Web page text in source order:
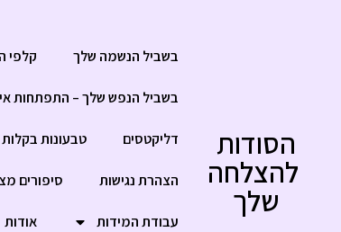
הסודות
להצלחה
שלך
בשביל הנשמה שלך קלפי
בשביל הנפש שלך – התפתחות
דליקטסים טבעונות בקלות
הצהרת נגישות סיפורים
עבודת המידות אודות